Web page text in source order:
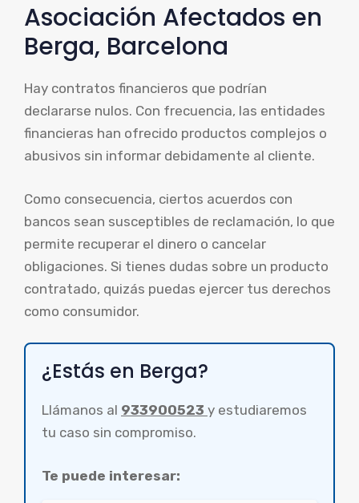
Asociación Afectados en
Berga, Barcelona
Hay contratos financieros que podrían
declararse nulos. Con frecuencia, las entidades
financieras han ofrecido productos complejos o
abusivos sin informar debidamente al cliente.
Como consecuencia, ciertos acuerdos con
bancos sean susceptibles de reclamación, lo que
permite recuperar el dinero o cancelar
obligaciones. Si tienes dudas sobre un producto
contratado, quizás puedas ejercer tus derechos
como consumidor.
¿Estás en Berga?
Llámanos al 933900523 y estudiaremos
tu caso sin compromiso.
Te puede interesar: